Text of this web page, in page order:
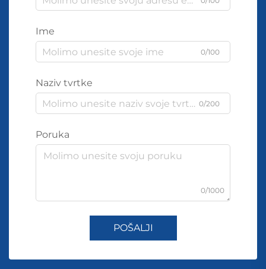
Ime
0/100
Naziv tvrtke
0/200
Poruka
0/1000
POŠALJI